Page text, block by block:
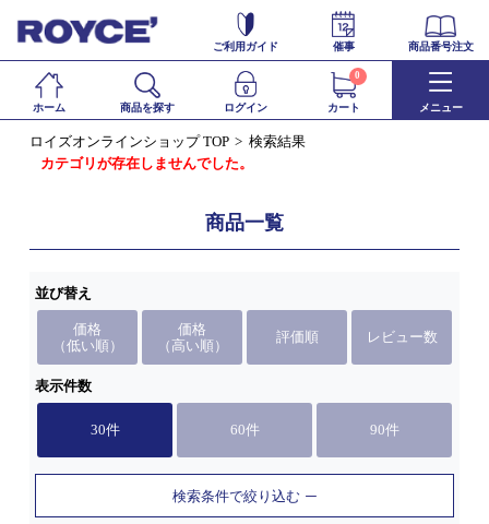
ご利用ガイド 催事 商品番号注文
ホーム 商品を探す ログイン カート
0
メニュー
ロイズオンラインショップ TOP
検索結果
カテゴリが存在しませんでした。
商品一覧
並び替え
価格
（低い順）
価格
（高い順）
評価順 レビュー数
表示件数
30件 60件 90件
検索条件で絞り込む